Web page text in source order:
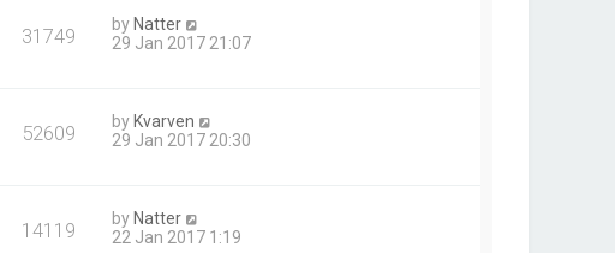
31749 by Natter
29 Jan 2017 21:07
52609 by Kvarven
29 Jan 2017 20:30
14119 by Natter
22 Jan 2017 1:19